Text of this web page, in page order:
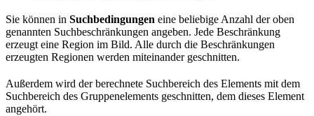
Sie können in Suchbedingungen eine beliebige Anzahl der oben
genannten Suchbeschränkungen angeben. Jede Beschränkung
erzeugt eine Region im Bild. Alle durch die Beschränkungen
erzeugten Regionen werden miteinander geschnitten.
Außerdem wird der berechnete Suchbereich des Elements mit dem
Suchbereich des Gruppenelements geschnitten, dem dieses Element
angehört.